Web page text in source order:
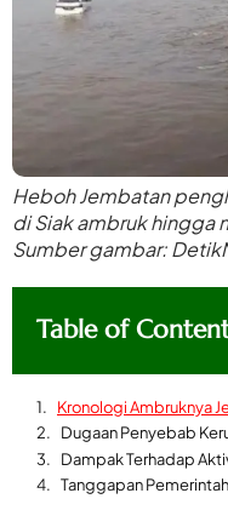
Heboh Jembatan
di Siak ambruk hingga
Sumber gambar:
Table of
Kronologi Ambruknya
Dugaan Penyebab
Dampak Terhadap
Tanggapan